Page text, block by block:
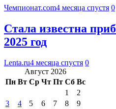
Чемпионат.com4 месяца спустя 0
Стала известна
2025 год
Lenta.ru4 месяца спустя 0
Август 2026
Пн Вт Ср Чт Пт Сб Вс
1
2
3
4 5 6 7 8
9